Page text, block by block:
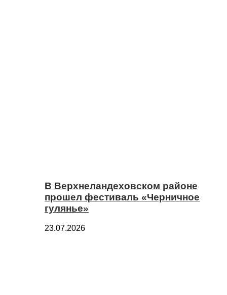
В Верхнеландеховском районе
прошел фестиваль «Черничное
гулянье»
23.07.2026